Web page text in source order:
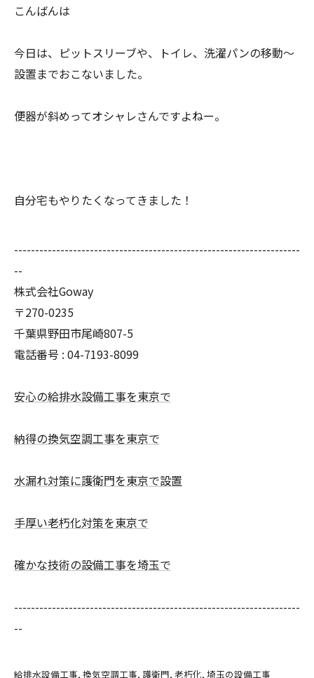
こんばんは
今日は、ピットスリーブや、トイレ、洗濯パンの移動〜
設置までおこないました。
便器が斜めってオシャレさんですよねー。
自分宅もやりたくなってきました！
--------------------------------------------------------------------
--
株式会社Goway
〒270-0235
千葉県野田市尾崎807-5
電話番号 : 04-7193-8099
安心の給排水設備工事を東京で
納得の換気空調工事を東京で
水漏れ対策に護衛門を東京で設置
手厚い老朽化対策を東京で
確かな技術の設備工事を埼玉で
--------------------------------------------------------------------
--
給排水設備工事 換気空調工事 護衛門 老朽化 埼玉の設備工事